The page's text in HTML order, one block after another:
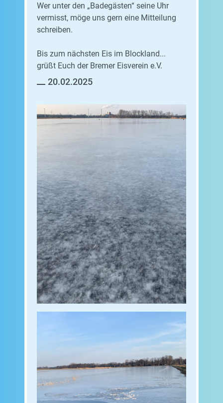
Wer unter den „Badegästen“ seine Uhr
vermisst, möge uns gern eine Mitteilung
schreiben.
Bis zum nächsten Eis im Blockland...
grüßt Euch der Bremer Eisverein e.V.
20.02.2025